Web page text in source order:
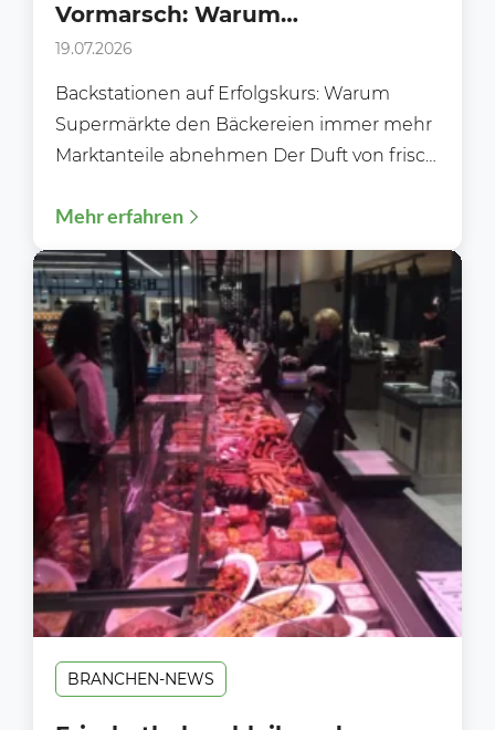
Vormarsch: Warum
Supermärkte klassischen
Marktanteile abnehmen
19.07.2026
Backstationen auf Erfolgskurs: Warum
Supermärkte den Bäckereien immer mehr
Marktanteile abnehmen Der Duft von frisch
mehr ausschließlich...
Mehr erfahren
BRANCHEN-NEWS